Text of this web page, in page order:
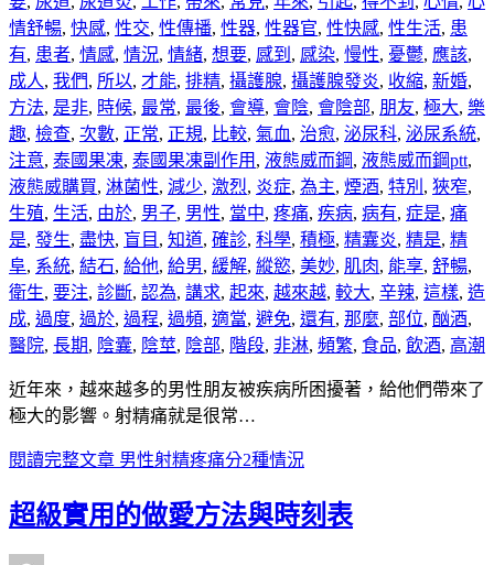
情舒暢, 快感, 性交, 性傳播, 性器, 性器官, 性快感, 性生活, 患
有, 患者, 情感, 情況, 情緒, 想要, 感到 , 感染, 慢性, 憂鬱, 應該,
成人, 我們, 所以, 才能, 排精, 攝護腺, 攝護腺發炎, 收縮, 新婚,
方法, 是非, 時候, 最常, 最後, 會導, 會陰, 會陰部, 朋友, 極大, 樂
趣, 檢查, 次數, 正常, 正規, 比較, 氣血, 治愈, 泌尿科, 泌尿系統,
注意, 泰國果凍, 泰國果凍副作用 , 液態威而鋼, 液態威而鋼ptt,
液態威購買, 淋菌性, 減少, 激烈, 炎症, 為主, 煙酒, 特別 , 狹窄,
生殖, 生活, 由於, 男子, 男性, 當中, 疼痛, 疾病, 病有, 症是, 痛
是, 發生, 盡快, 盲目 , 知道, 確診, 科學, 積極, 精囊炎, 精是, 精
阜, 系統, 結石, 給他, 給男, 緩解, 縱慾, 美妙, 肌肉, 能享, 舒暢,
衛生, 要注, 診斷, 認為, 講求, 起來, 越來越, 較大, 辛辣, 這樣, 造
成, 過度, 過於, 過程, 過頻, 適當, 避免, 還有, 那麼, 部位, 酗酒,
醫院, 長期, 陰囊, 陰莖, 陰部, 階段, 非淋, 頻繁, 食品, 飲酒, 高潮
近年來，越來越多的男性朋友被疾病所困擾著，給他們帶來了
極大的影響。射精痛就是很常…
閱讀完整文章 男性射精疼痛分2種情況
超級實用的做愛方法與時刻表